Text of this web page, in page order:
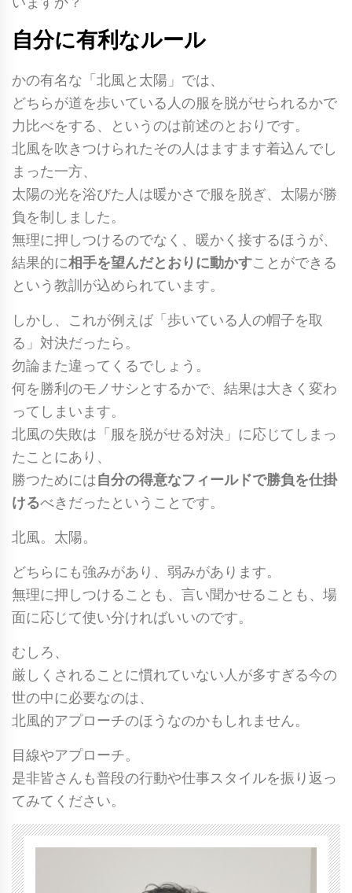
自分に有利なルール
かの有名な「北風と太陽」では、
どちらが道を歩いている人の服を脱がせられるかで
力比べをする、というのは前述のとおりです。
北風を吹きつけられたその人はますます着込んでし
まった一方、
太陽の光を浴びた人は暖かさで服を脱ぎ、太陽が勝
負を制しました。
無理に押しつけるのでなく、暖かく接するほうが、
結果的に相手を望んだとおりに動かすことができる
という教訓が込められています。
しかし、これが例えば「歩いている人の帽子を取
る」対決だったら。
勿論また違ってくるでしょう。
何を勝利のモノサシとするかで、結果は大きく変わ
ってしまいます。
北風の失敗は「服を脱がせる対決」に応じてしまっ
たことにあり、
勝つためには自分の得意なフィールドで勝負を仕掛
けるべきだったということです。
北風。太陽。
どちらにも強みがあり、弱みがあります。
無理に押しつけることも、言い聞かせることも、場
面に応じて使い分ければいいのです。
むしろ、
厳しくされることに慣れていない人が多すぎる今の
世の中に必要なのは、
北風的アプローチのほうなのかもしれません。
目線やアプローチ。
是非皆さんも普段の行動や仕事スタイルを振り返っ
てみてください。